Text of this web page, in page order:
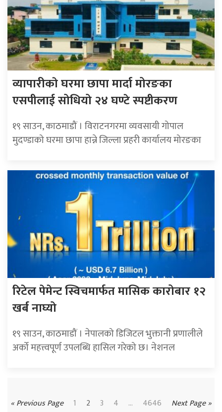
व्यापारीकाे घरमा छापा मार्दा मोरङका
एसपीलाई सोधियो २४ घण्टे स्पष्टीकरण
१९ साउन, काठमाडौं । विराटनगरमा व्यवसायी गोपाल
मुदण्डाको घरमा छापा हान्ने जिल्ला प्रहरी कार्यालय मोरङका
रिटेल पेमेन्ट स्विचमार्फत मासिक कारोबार १२
खर्ब नाघ्यो
१९ साउन, काठमाडौं । नेपालको डिजिटल भुक्तानी प्रणालीले
अर्को महत्त्वपूर्ण उपलब्धि हासिल गरेको छ। नेशनल
« Previous Page 1 2 3 4 ... 4646 Next Page »